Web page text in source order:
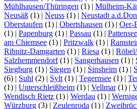
Mühlhausen/Thüringen (1) | Mülheim-
Neusäß (1) | Neuss (1) | Neustadt
Oberstaufen (1) | Obertshausen (1) | Oer-
(1) | Papenburg (1) | Passau (1) | Pattensen
am Chiemsee (1) | Pritzwalk (1) |
Ribnitz-Damgarten (1) | Riesa (1) |
Salzhemmendorf(1) | Sangerhausen (1) |
Siegburg (1) | Siegen (1) | Sinsheim (1) |
(6) | Suhl (2) | Sylt (1) | Tegernsee (1) |
(1) | Unterschleißheim (1) | Vellmar(1) |
Wendisch Rietz (1) | Werdau (1) |
Würzburg (3) | Zeulenroda (1) |